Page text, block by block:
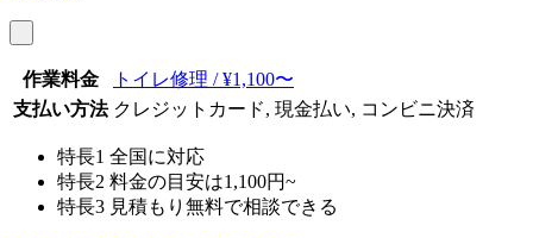
作業料金
トイレ修理 / ¥1,100〜
支払い方法 クレジットカード, 現金払い, コンビニ決済
特長1 全国に対応
特長2 料金の目安は1,100円~
特長3 見積もり無料で相談できる